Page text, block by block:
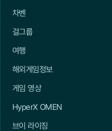
차벤
걸그룹
여행
해외게임정보
게임 영상
HyperX OMEN
브이 라이징